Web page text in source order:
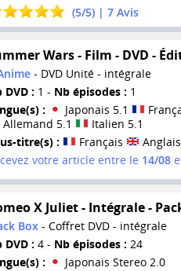
(5/5) | 7Avis
Wars - Film - DVD -
- DVD Unité - intégrale
DVD : 1 - Nb épisodes : 1
:
Japonais 5.1
Allemand 5.1
Italien 5.1
titre(s) :
Français
Anglais
votre article entre le 14/08
X Juliet - Intégrale -
Box- Coffret DVD - intégrale
DVD : 4 - Nb épisodes : 24
:
Japonais Stereo 2.0